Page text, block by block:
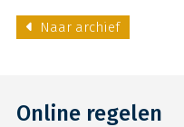
Naar archief
Online regelen